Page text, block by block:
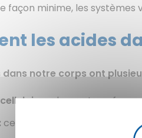
façon minime, les systèmes
les acides
notre corps ont
:chaque
certains aliments libèrent des